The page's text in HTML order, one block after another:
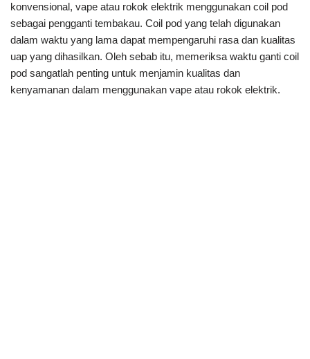
konvensional, vape atau rokok elektrik menggunakan coil pod
sebagai pengganti tembakau. Coil pod yang telah digunakan
dalam waktu yang lama dapat mempengaruhi rasa dan kualitas
uap yang dihasilkan. Oleh sebab itu, memeriksa waktu ganti coil
pod sangatlah penting untuk menjamin kualitas dan
kenyamanan dalam menggunakan vape atau rokok elektrik.